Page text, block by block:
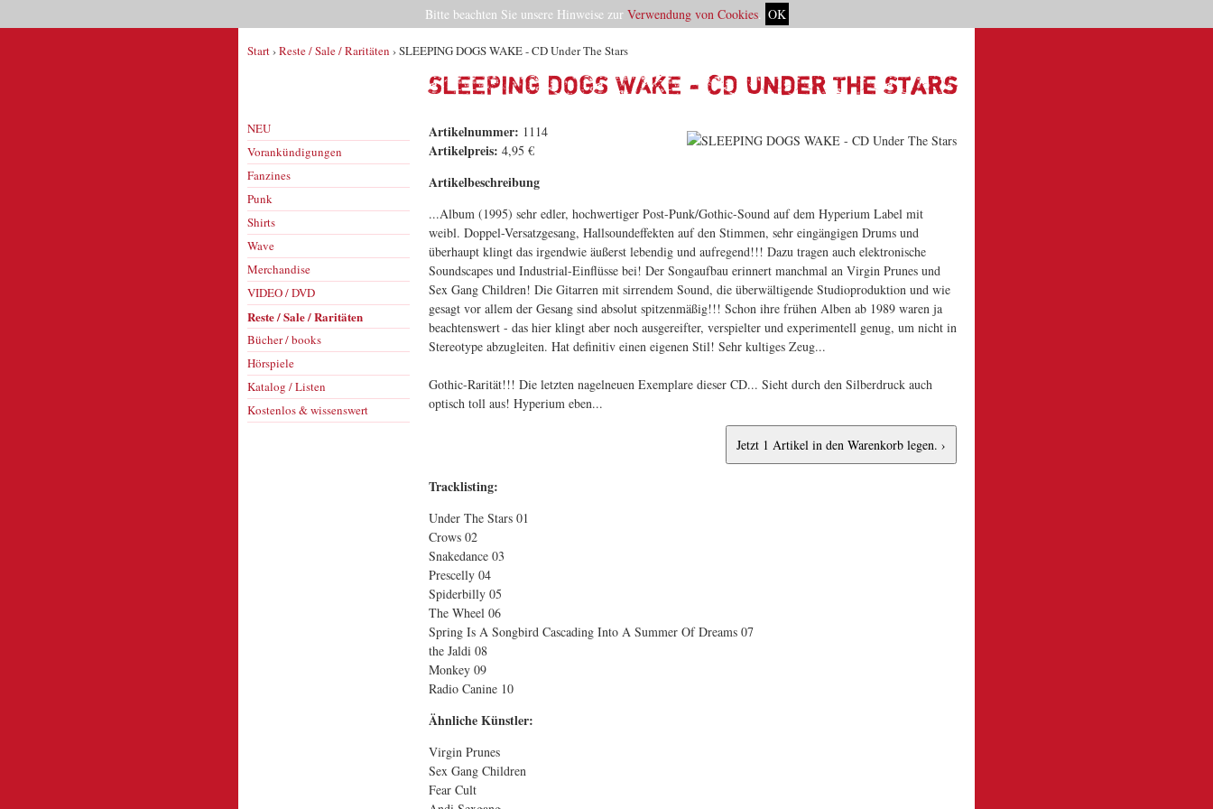
Start›Reste / Sale / Raritäten › SLEEPING DOGS WAKE - CD Under The Stars
SLEEPING DOGS WAKE - CD Under The Stars
NEU
Vorankündigungen
Fanzines
Punk
Shirts
Wave
Merchandise
VIDEO / DVD
Reste / Sale / Raritäten
Bücher / books
Hörspiele
Katalog / Listen
Kostenlos & wissenswert
Artikelnummer: 1114
Artikelpreis: 4,95 €
Artikelbeschreibung
...Album (1995) sehr edler, hochwertiger Post-Punk/Gothic-Sound auf dem Hyperium Label mit
weibl. Doppel-Versatzgesang, Hallsoundeffekten auf den Stimmen, sehr eingängigen Drums und
überhaupt klingt das irgendwie äußerst lebendig und aufregend!!! Dazu tragen auch elektronische
Soundscapes und Industrial-Einflüsse bei! Der Songaufbau erinnert manchmal an Virgin Prunes und
Sex Gang Children! Die Gitarren mit sirrendem Sound, die überwältigende Studioproduktion und wie
gesagt vor allem der Gesang sind absolut spitzenmäßig!!! Schon ihre frühen Alben ab 1989 waren ja
beachtenswert - das hier klingt aber noch ausgereifter, verspielter und experimentell genug, um nicht in
Stereotype abzugleiten. Hat definitiv einen eigenen Stil! Sehr kultiges Zeug...
Gothic-Rarität!!! Die letzten nagelneuen Exemplare dieser CD... Sieht durch den Silberdruck auch
optisch toll aus! Hyperium eben...
Tracklisting:
Under The Stars 01
Crows 02
Snakedance 03
Prescelly 04
Spiderbilly 05
The Wheel 06
Spring Is A Songbird Cascading Into A Summer Of Dreams 07
the Jaldi 08
Monkey 09
Radio Canine 10
Ähnliche Künstler:
Virgin Prunes
Sex Gang Children
Fear Cult
Bitte beachten Sie unsere Hinweise zur Verwendung von Cookies. OK